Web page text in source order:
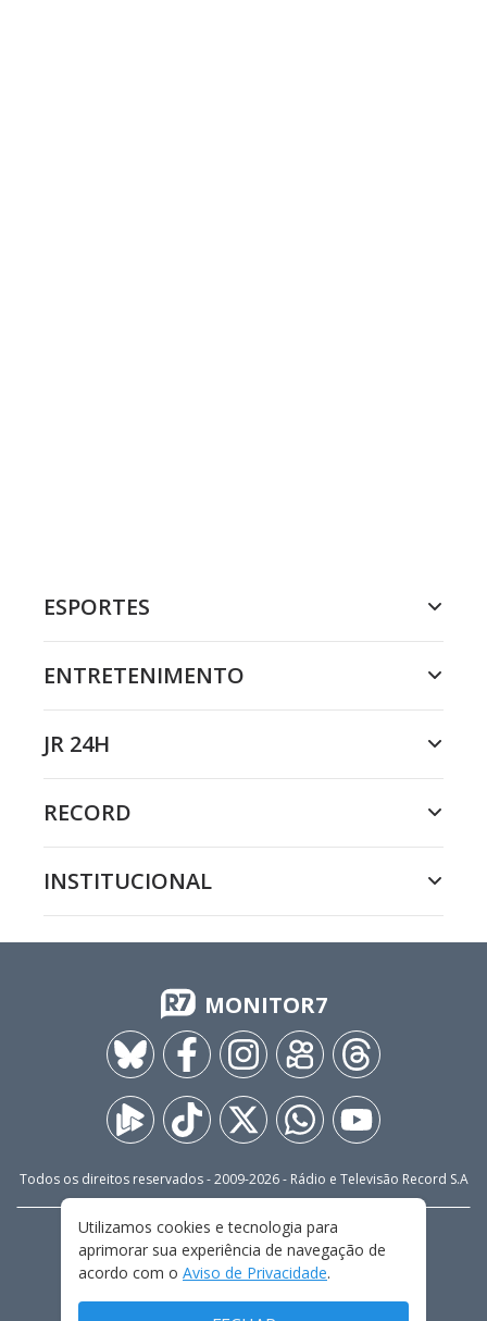
ESPORTES
ENTRETENIMENTO
JR 24H
RECORD
INSTITUCIONAL
MONITOR7
Todos os direitos reservados - 2009-2026- Rádio e Televisão Record S.A
FALE CONOSCO
PRIVACIDADE
TERMOS E CONDIÇÕES DE USO
Utilizamos cookies e tecnologia para
aprimorar sua experiência de navegação de
acordo com o Aviso de Privacidade.